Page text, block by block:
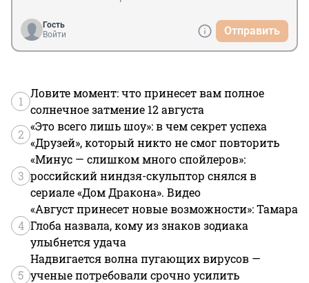
Гость
Войти
Отправить
1
Ловите момент: что принесет вам полное
солнечное затмение 12 августа
2
«Это всего лишь шоу»: в чем секрет успеха
«Друзей», который никто не смог повторить
3
«Минус — слишком много спойлеров»:
российский ниндзя-скульптор снялся в
сериале «Дом Дракона». Видео
4
«Август принесет новые возможности»: Тамара
Глоба назвала, кому из знаков зодиака
улыбнется удача
5
Надвигается волна пугающих вирусов —
ученые потребовали срочно усилить